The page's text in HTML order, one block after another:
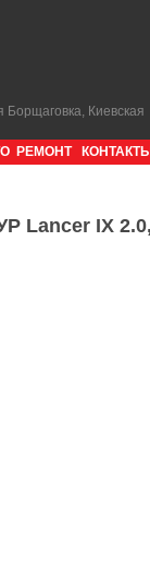
Киевская
РЕМОНТ КОНТАКТЫ
Lancer IX